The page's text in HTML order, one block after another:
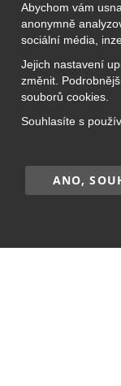
Bridge
O nás
Náš tým
Abychom vám
anonymně
sociální média,
Jejich nastavení
změnit.
souborů cookies.
Souhlasíte s
ANO,